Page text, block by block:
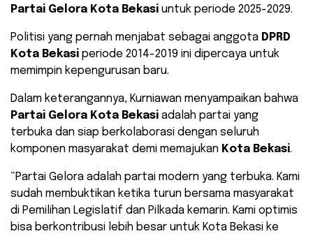
Partai Gelora Kota Bekasi untuk periode 2025-2029.
Politisi yang pernah menjabat sebagai anggota DPRD
Kota Bekasi periode 2014-2019 ini dipercaya untuk
memimpin kepengurusan baru.
Dalam keterangannya, Kurniawan menyampaikan bahwa
Partai Gelora Kota Bekasi adalah partai yang
terbuka dan siap berkolaborasi dengan seluruh
komponen masyarakat demi memajukan Kota Bekasi.
“Partai Gelora adalah partai modern yang terbuka. Kami
sudah membuktikan ketika turun bersama masyarakat
di Pemilihan Legislatif dan Pilkada kemarin. Kami optimis
bisa berkontribusi lebih besar untuk Kota Bekasi ke